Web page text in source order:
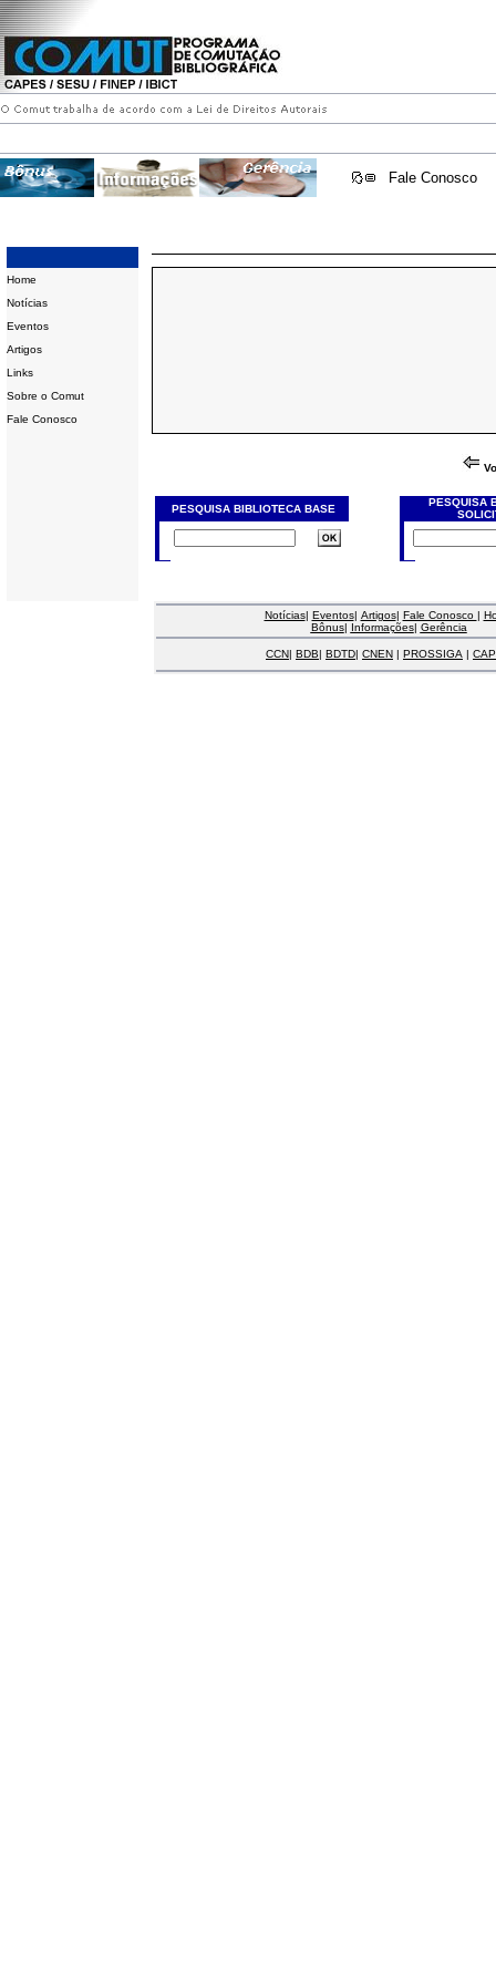
Fale Conosco
Home
Notícias
Eventos
Artigos
Links
Sobre o Comut
Fale Conosco
PESQUISA BIBLIOTECA BASE
PESQUISA
Notícias| Eventos| Artigos| Fale Conosco |
Bônus| Informações| Gerência
CCN| BDB| BDTD| CNEN | PROSSIGA |